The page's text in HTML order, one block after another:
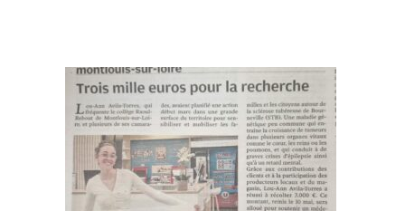
RECHERCHE
PANIER